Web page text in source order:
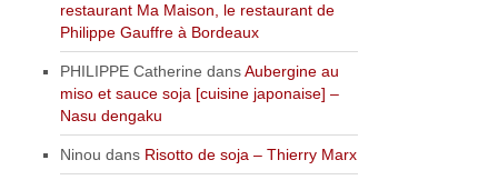
restaurant Ma Maison, le restaurant de
Philippe Gauffre à Bordeaux
PHILIPPE Catherine dansAubergine au
miso et sauce soja [cuisine japonaise] –
Nasu dengaku
Ninou dans Risotto de soja – Thierry Marx